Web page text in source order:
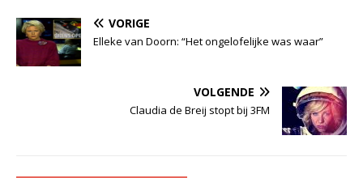
VORIGE
Elleke van Doorn: “Het ongelofelijke was waar”
VOLGENDE
Claudia de Breij stopt bij 3FM